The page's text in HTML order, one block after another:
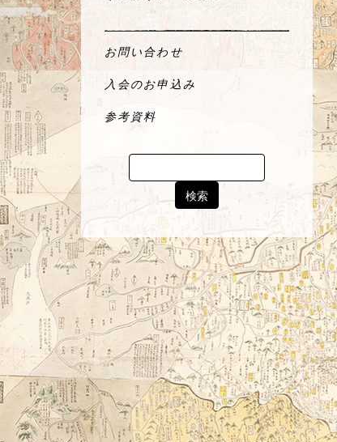
お問い合わせ
入会のお申込み
参考資料
Search
for: